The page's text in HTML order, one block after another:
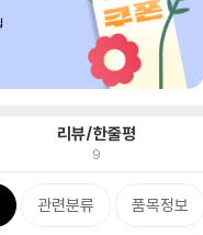
리뷰/한줄평
9
관련분류 품목정보